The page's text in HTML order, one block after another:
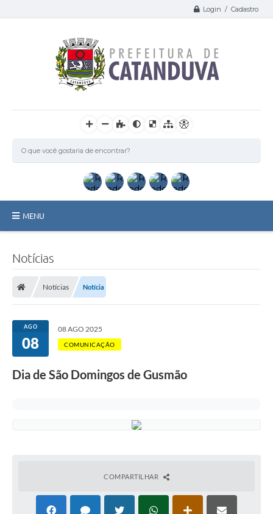
Login / Cadastro
MENU
Licitações / PCA
Transparência
Notícias
Notícias Notícia
AGO
08
08 AGO 2025
COMUNICAÇÃO
Dia de São Domingos de Gusmão
COMPARTILHAR